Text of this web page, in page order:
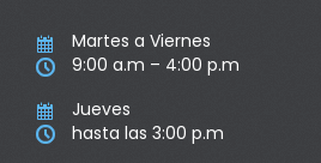
 Martes a Viernes
 9:00 a.m – 4:00 p.m
 Jueves
 hasta las 3:00 p.m